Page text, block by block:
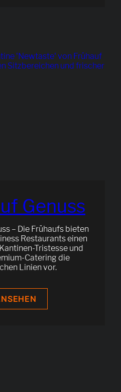
Genuss
– Die Frühaufs bieten
Restaurants einen
Tristesse und
Catering die
Linien vor.
GENUSS